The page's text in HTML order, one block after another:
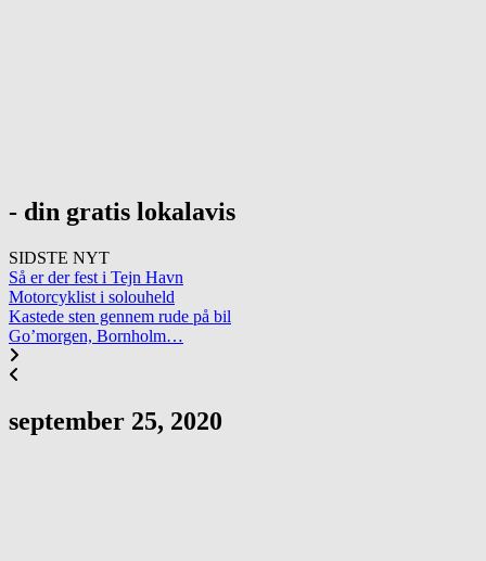
- din gratis lokalavis
SIDSTE NYT
Så er der fest i Tejn Havn
Motorcyklist i solouheld
Kastede sten gennem rude på bil
Go’morgen, Bornholm…
september 25, 2020